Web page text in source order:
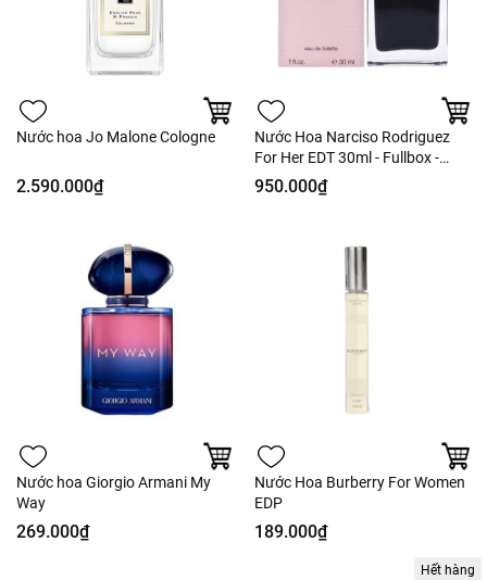
Nước hoa Jo Malone Cologne
2.590.000₫
Nước Hoa Narciso Rodriguez
For Her EDT 30ml - Fullbox -
Hàng US
950.000₫
Nước hoa Giorgio Armani My
Way
269.000₫
Nước Hoa Burberry For Women
EDP
189.000₫
Hết hàng